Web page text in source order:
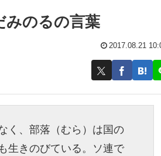
みのるの言葉
2017.08.21
く、部落（むら）は国の
生きのびている。ソ連で